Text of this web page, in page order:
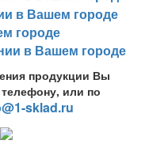
продукции Вы
или по
sklad.ru